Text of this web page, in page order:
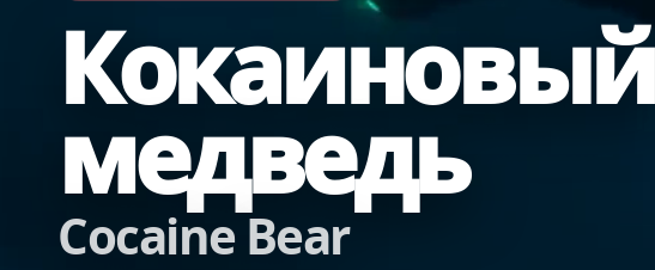
Кокаиновый
медведь
Cocaine Bear